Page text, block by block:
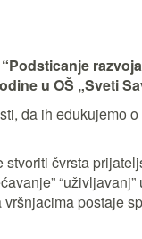
u OŠ „Sveti
da ih edukujemo
čvrsta
postaje